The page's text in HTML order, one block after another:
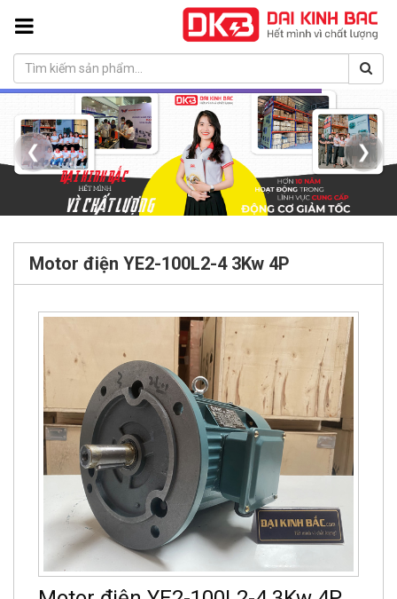
❮ ❯
Motor điện YE2-100L2-4 3Kw 4P
Motor điện YE2-100L2-4 3Kw 4P